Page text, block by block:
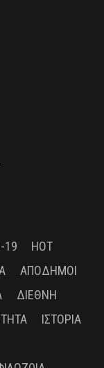
19
HOT
ΑΠΌΔΗΜΟΙ
ΔΙΕΘΝΉ
ΙΣΤΟΡΊΑ